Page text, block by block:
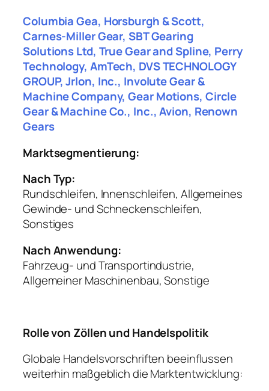
Columbia Gea, Horsburgh & Scott,
Carnes-Miller Gear, SBT Gearing
Solutions Ltd, True Gear and Spline, Perry
Technology, AmTech, DVS TECHNOLOGY
GROUP, Jrlon, Inc., Involute Gear &
Machine Company, Gear Motions, Circle
Gear & Machine Co., Inc., Avion, Renown
Gears
Marktsegmentierung:
Nach Typ:
Rundschleifen, Innenschleifen, Allgemeines
Gewinde- und Schneckenschleifen,
Sonstiges
Nach Anwendung:
Fahrzeug- und Transportindustrie,
Allgemeiner Maschinenbau, Sonstige
Rolle von Zöllen und Handelspolitik
Globale Handelsvorschriften beeinflussen
weiterhin maßgeblich die Marktentwicklung: